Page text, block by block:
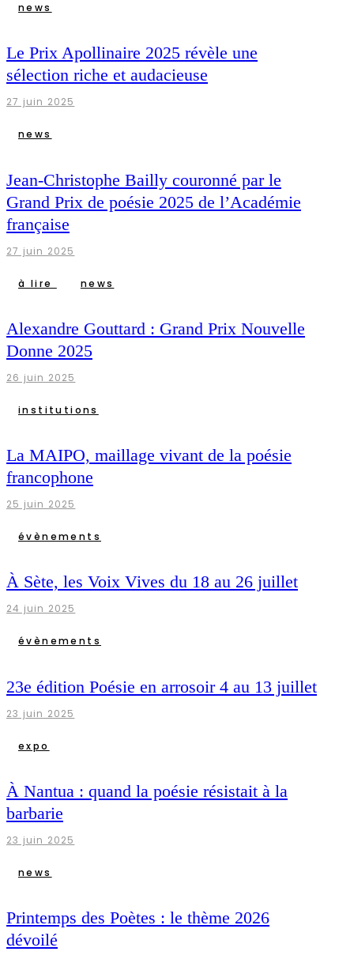
news
Le Prix Apollinaire 2025 révèle une
sélection riche et audacieuse
27 juin 2025
news
Jean-Christophe Bailly couronné par le
Grand Prix de poésie 2025 de l’Académie
française
27 juin 2025
à lire news
Alexandre Gouttard : Grand Prix Nouvelle
Donne 2025
26 juin 2025
institutions
La MAIPO, maillage vivant de la poésie
francophone
25 juin 2025
évènements
À Sète, les Voix Vives du 18 au 26 juillet
24 juin 2025
évènements
23e édition Poésie en arrosoir 4 au 13 juillet
23 juin 2025
expo
À Nantua : quand la poésie résistait à la
barbarie
23 juin 2025
news
Printemps des Poètes : le thème 2026
dévoilé